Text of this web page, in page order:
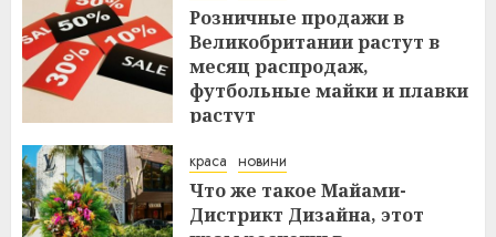
Розничные продажи в
Великобритании растут в
месяц распродаж,
футбольные майки и плавки
растут
краса новини
Что же такое Майами-
Дистрикт Дизайна, этот